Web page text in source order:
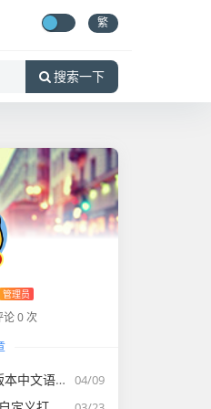
繁
搜索一下
管理员
论 0 次
04/09
文语言包